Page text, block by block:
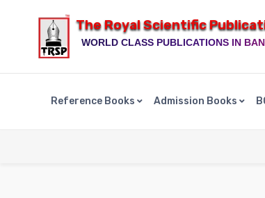
The Royal Scientific
WORLD CLASS PUBLICATIONS IN
Reference Books Admission Books